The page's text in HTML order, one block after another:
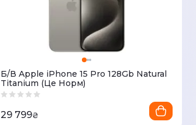
Б/В Apple iPhone 15 Pro 128Gb Natural
Titanium (Це Норм)
29 799₴